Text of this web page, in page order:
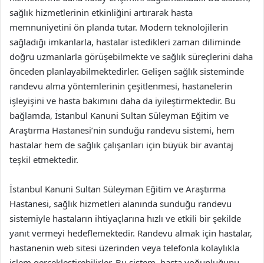
sağlık hizmetlerinin etkinliğini artırarak hasta
memnuniyetini ön planda tutar. Modern teknolojilerin
sağladığı imkanlarla, hastalar istedikleri zaman diliminde
doğru uzmanlarla görüşebilmekte ve sağlık süreçlerini daha
önceden planlayabilmektedirler. Gelişen sağlık sisteminde
randevu alma yöntemlerinin çeşitlenmesi, hastanelerin
işleyişini ve hasta bakımını daha da iyileştirmektedir. Bu
bağlamda, İstanbul Kanuni Sultan Süleyman Eğitim ve
Araştırma Hastanesi’nin sunduğu randevu sistemi, hem
hastalar hem de sağlık çalışanları için büyük bir avantaj
teşkil etmektedir.
İstanbul Kanuni Sultan Süleyman Eğitim ve Araştırma
Hastanesi, sağlık hizmetleri alanında sunduğu randevu
sistemiyle hastaların ihtiyaçlarına hızlı ve etkili bir şekilde
yanıt vermeyi hedeflemektedir. Randevu almak için hastalar,
hastanenin web sitesi üzerinden veya telefonla kolaylıkla